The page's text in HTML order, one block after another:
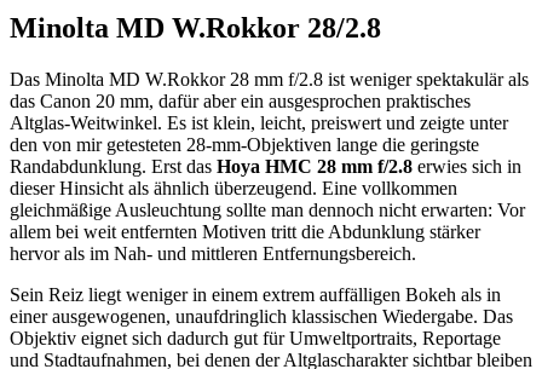
Minolta MD W.Rokkor 28/2.8
Das Minolta MD W.Rokkor 28 mm f/2.8 ist weniger spektakulär als
das Canon 20 mm, dafür aber ein ausgesprochen praktisches
Altglas-Weitwinkel. Es ist klein, leicht, preiswert und zeigte unter
den von mir getesteten 28-mm-Objektiven lange die geringste
Randabdunklung. Erst das Hoya HMC 28 mm f/2.8 erwies sich in
dieser Hinsicht als ähnlich überzeugend. Eine vollkommen
gleichmäßige Ausleuchtung sollte man dennoch nicht erwarten: Vor
allem bei weit entfernten Motiven tritt die Abdunklung stärker
hervor als im Nah- und mittleren Entfernungsbereich.
Sein Reiz liegt weniger in einem extrem auffälligen Bokeh als in
einer ausgewogenen, unaufdringlich klassischen Wiedergabe. Das
Objektiv eignet sich dadurch gut für Umweltportraits, Reportage
und Stadtaufnahmen, bei denen der Altglascharakter sichtbar bleiben